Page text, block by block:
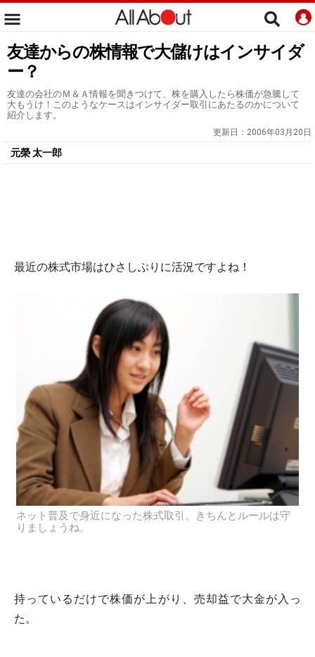
友達からの株情報で大儲けはインサイダ
ー？
友達の会社のＭ＆Ａ情報を聞きつけて、株を購入したら株価が急騰して
大もうけ！このようなケースはインサイダー取引にあたるのかについて
紹介します。
更新日： 2006年03月20日
元榮 太一郎
最近の株式市場はひさしぶりに活況ですよね！
ネット普及で身近になった株式取引。きちんとルールは守
りましょうね。
持っているだけで株価が上がり、売却益で大金が入っ
た。